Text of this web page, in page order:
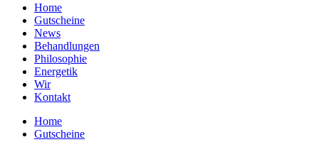
Home
Gutscheine
News
Behandlungen
Philosophie
Energetik
Wir
Kontakt
Home
Gutscheine